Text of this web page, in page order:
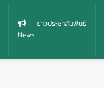
ข่าวประชาสัมพันธ์
News